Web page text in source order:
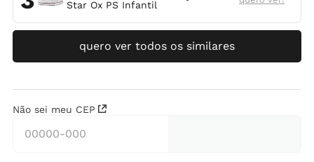
Star Ox PS Infantil
quero ver todos os similares
Não sei meu CEP